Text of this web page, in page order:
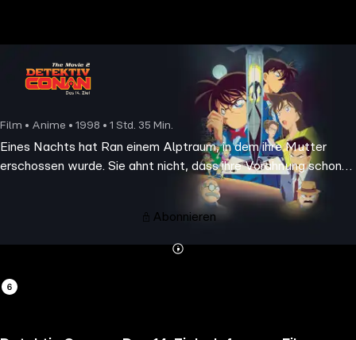
page
Film • Anime • 1998 • 1 Std. 35 Min.
Eines Nachts hat Ran einem Alptraum, in dem ihre Mutter
erschossen wurde. Sie ahnt nicht, dass ihre Vorahnung schon
bald Realität werden könnte, als eine Anschlagserie in ihrem
Abonnieren
Mehr